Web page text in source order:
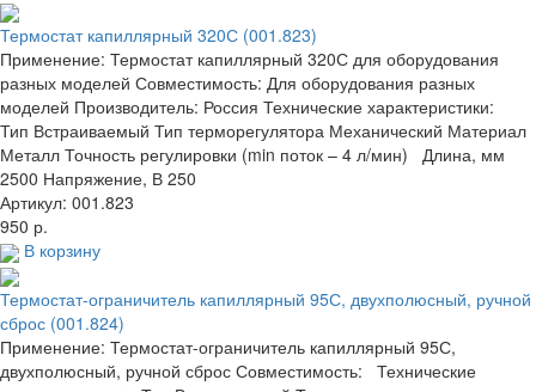
Термостат капиллярный 320С (001.823)
Применение: Термостат капиллярный 320С для оборудования
разных моделей Совместимость: Для оборудования разных
моделей Производитель: Россия Технические характеристики:
Тип Встраиваемый Тип терморегулятора Механический Материал
Металл Точность регулировки (min поток – 4 л/мин) Длина, мм
2500 Напряжение, В 250
Артикул: 001.823
950 р.
В корзину
Термостат-ограничитель капиллярный 95С, двухполюсный, ручной
сброс (001.824)
Применение: Термостат-ограничитель капиллярный 95С,
двухполюсный, ручной сброс Совместимость: Технические